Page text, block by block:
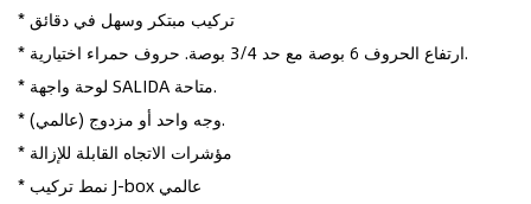
* تركيب مبتكر وسهل في دقائق
* ارتفاع الحروف 6 بوصة مع حد 3/4 بوصة. حروف حمراء اختيارية.
* لوحة واجهة SALIDA متاحة.
* وجه واحد أو مزدوج (عالمي).
* مؤشرات الاتجاه القابلة للإزالة
* نمط تركيب J-box عالمي